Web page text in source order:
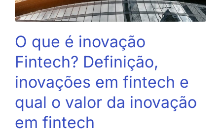
O que é inovação
Fintech? Definição,
inovações em fintech e
qual o valor da inovação
em fintech